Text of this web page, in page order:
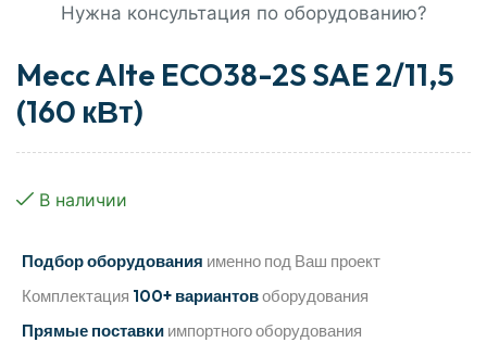
Нужна консультация по оборудованию?
Mecc Alte ECO38-2S SAE 2/11,5
(160 кВт)
В наличии
Подбор оборудования именно под Ваш проект
Комплектация 100+ вариантовоборудования
Прямые поставки импортного оборудования